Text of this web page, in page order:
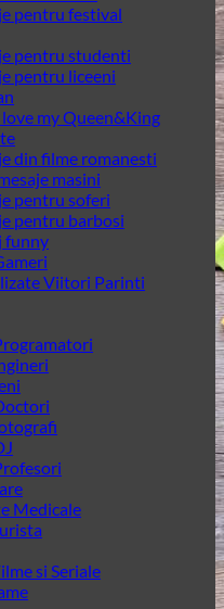
pentru festival
pentru studenti
pentru liceeni
my Queen&King
din filme romanesti
masini
pentru soferi
pentru barbosi
funny
Viitori Parinti
Medicale
si Seriale